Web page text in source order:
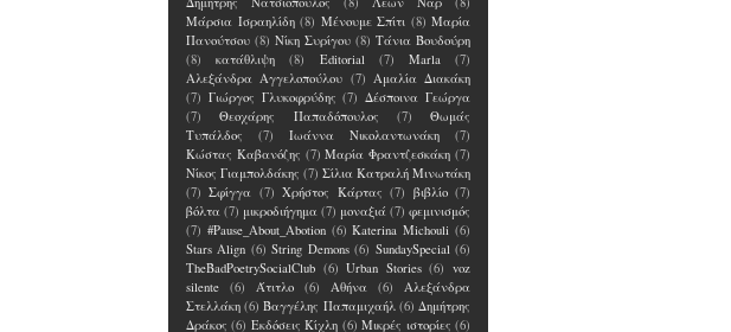
Μάρσια Ισραηλίδη (8) Μένουμε Σπίτι (8) Μαρία
Πανούτσου (8) Νίκη Συρίγου (8) Τάνια Βουδούρη
(8)
κατάθλιψη (8) Editorial (7) Marla
(7)
Αλεξάνδρα Αγγελοπούλου (7) Αμαλία Διακάκη
(7) Γιώργος Γλυκοφρύδης (7) Δέσποινα Γεώργα
(7)
Θεοχάρης Παπαδόπουλος (7)
Θωμάς
Τυπάλδος
(7) Ιωάννα Νικολαντωνάκη
(7)
Κώστας Καβανόζης (7) Μαρία Φραντζεσκάκη (7)
Νίκος Γιαμπολδάκης (7) Σίλια Κατραλή Μινωτάκη
(7) Σφίγγα (7) Χρήστος Κάρτας (7) βιβλίο (7)
βόλτα (7) μικροδιήγημα (7) μοναξιά (7) φεμινισμός
(7) #Pause_About_Abotion (6) Katerina Michouli (6)
Stars Align (6) String Demons (6) SundaySpecial (6)
TheBadPoetrySocialClub (6) Urban Stories (6) voz
silente
(6) Άτιτλο (6) Αθήνα (6)
Αλεξάνδρα
Στελλάκη (6) Βαγγέλης Παπαμιχαήλ (6) Δημήτρης
Δράκος (6) Εκδόσεις Κίχλη (6) Μικρές ιστορίες (6)